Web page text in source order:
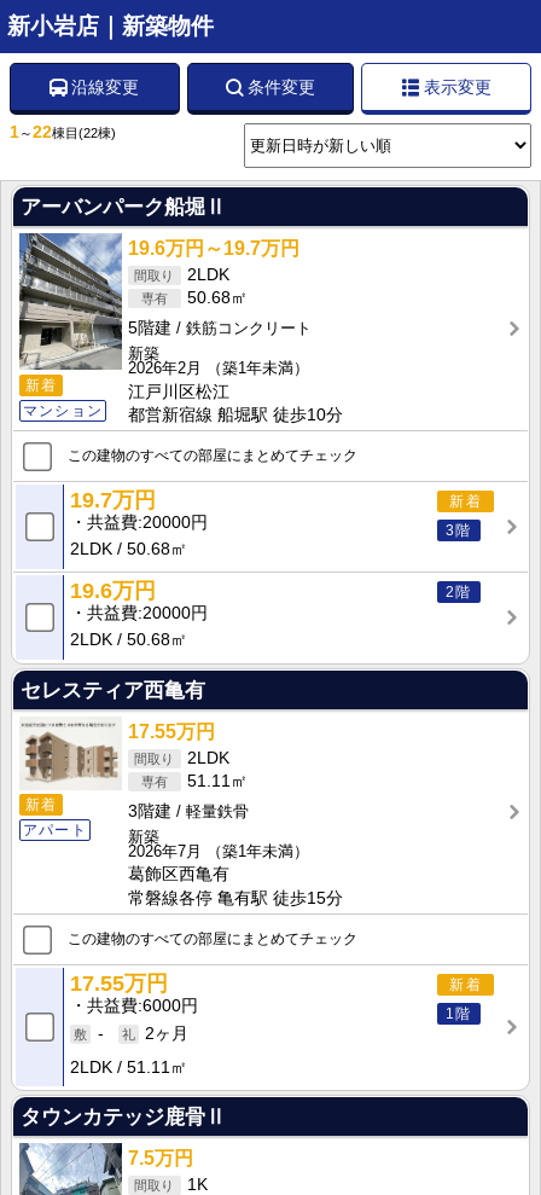
新小岩店｜新築物件
沿線変更 条件変更 表示変更
1～22棟目 (22棟)
アーバンパーク船堀Ⅱ
新着
マンション
19.6万円～19.7万円
2LDK
50.68㎡
5階建
鉄筋コンクリート
新築
2026年2月
（築1年未満）
江戸川区松江
都営新宿線 船堀駅 徒歩10分
この建物のすべての部屋にまとめてチェック
新着
3階
19.7万円
共益費 20000円
2LDK
50.68㎡
2階
19.6万円
共益費 20000円
2LDK
50.68㎡
セレスティア西亀有
新着
アパート
17.55万円
2LDK
51.11㎡
3階建
軽量鉄骨
新築
2026年7月
（築1年未満）
葛飾区西亀有
常磐線各停 亀有駅 徒歩15分
この建物のすべての部屋にまとめてチェック
新着
1階
17.55万円
共益費 6000円
-
2ヶ月
2LDK
51.11㎡
タウンカテッジ鹿骨Ⅱ
7.5万円
1K